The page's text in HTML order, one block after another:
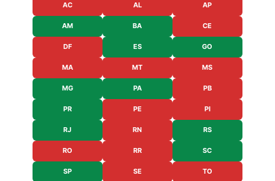
AC AL AP
AM BA CE
DF ES GO
MA MT MS
MG PA PB
PR PE PI
RJ RN RS
RO RR SC
SP SE TO